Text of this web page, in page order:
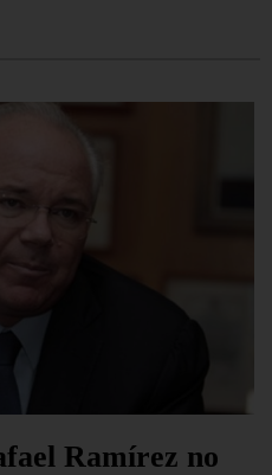
Ramírez no